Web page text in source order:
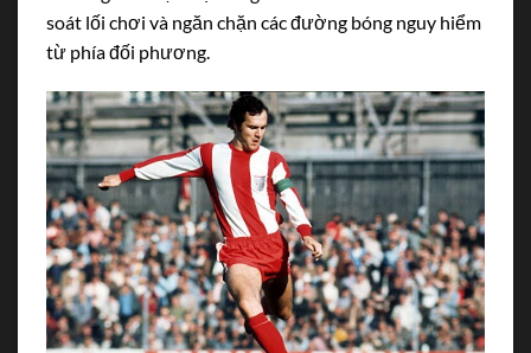
soát lối chơi và ngăn chặn các đường bóng nguy hiểm
từ phía đối phương.